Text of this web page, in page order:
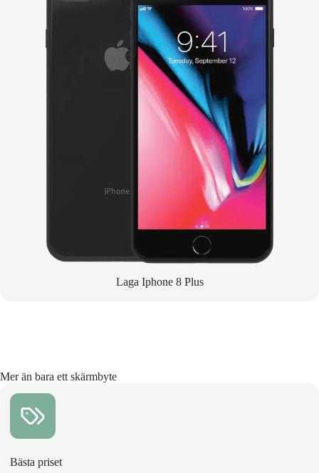
Laga Iphone 8 Plus
Mer än bara ett skärmbyte
Bästa priset